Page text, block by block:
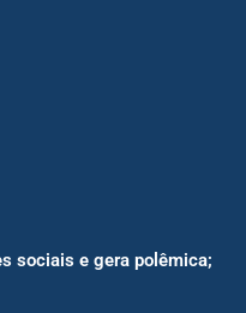
sociais e gera polêmica;